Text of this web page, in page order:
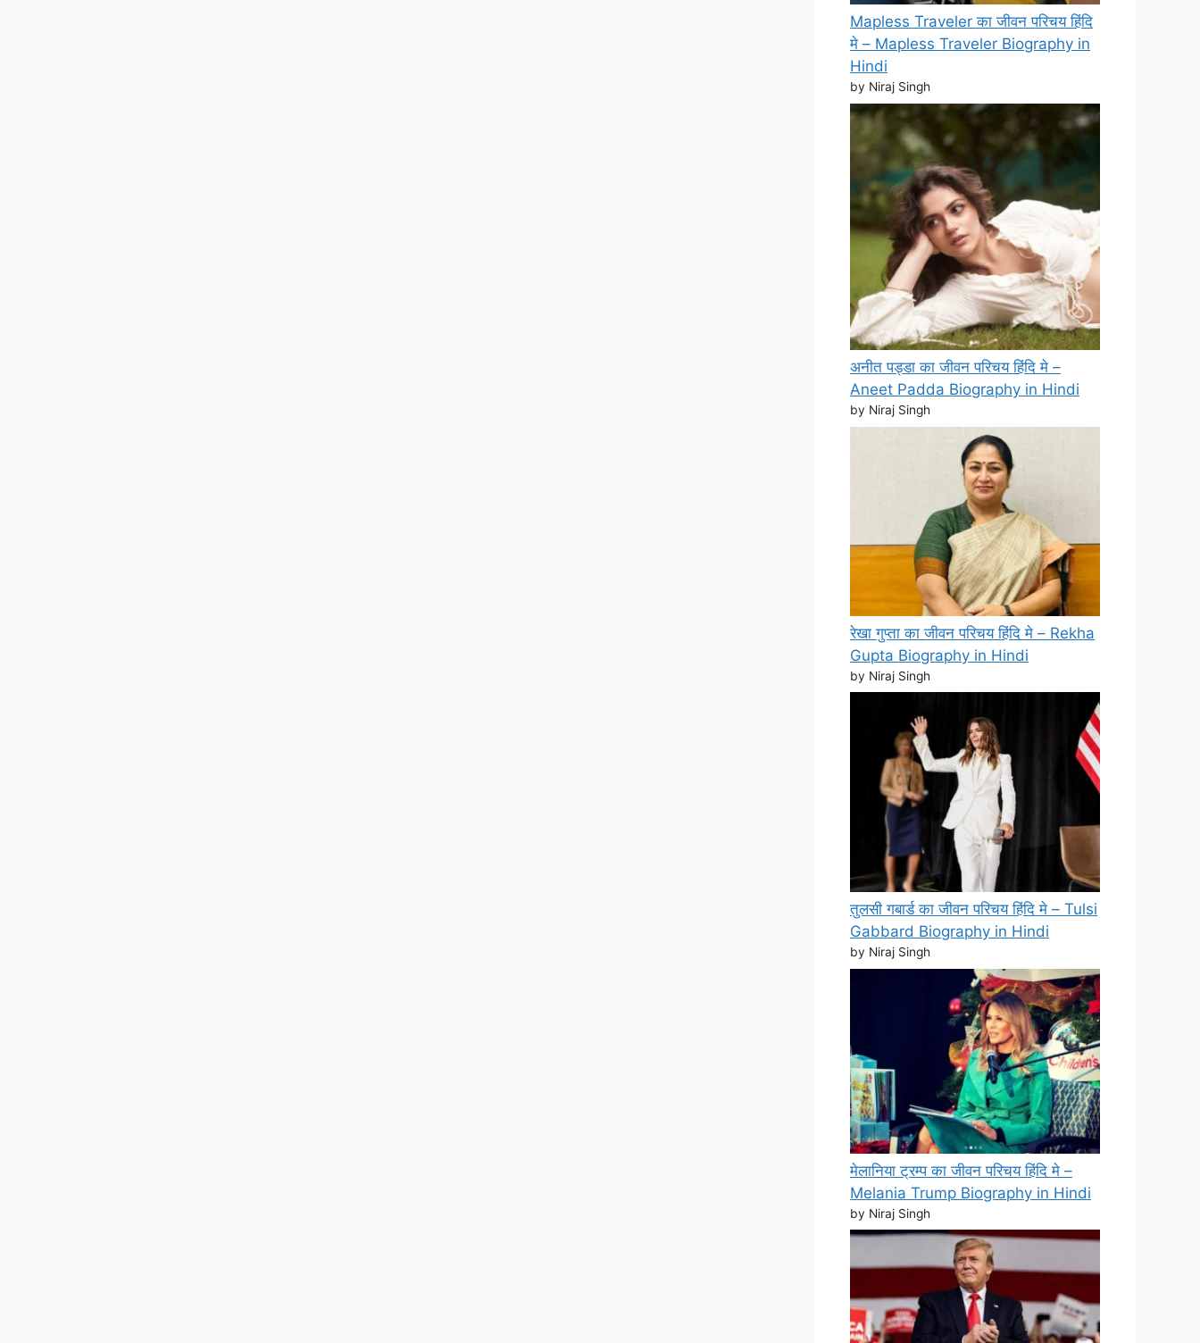
Mapless Traveler का जीवन परिचय हिंदि
मे – Mapless Traveler Biography in
Hindi
by Niraj Singh
अनीत पड्डा का जीवन परिचय हिंदि मे –
Aneet Padda Biography in Hindi
by Niraj Singh
रेखा गुप्ता का जीवन परिचय हिंदि मे – Rekha
Gupta Biography in Hindi
by Niraj Singh
तुलसी गबार्ड का जीवन परिचय हिंदि मे – Tulsi
Gabbard Biography in Hindi
by Niraj Singh
मेलानिया ट्रम्प का जीवन परिचय हिंदि मे –
Melania Trump Biography in Hindi
by Niraj Singh